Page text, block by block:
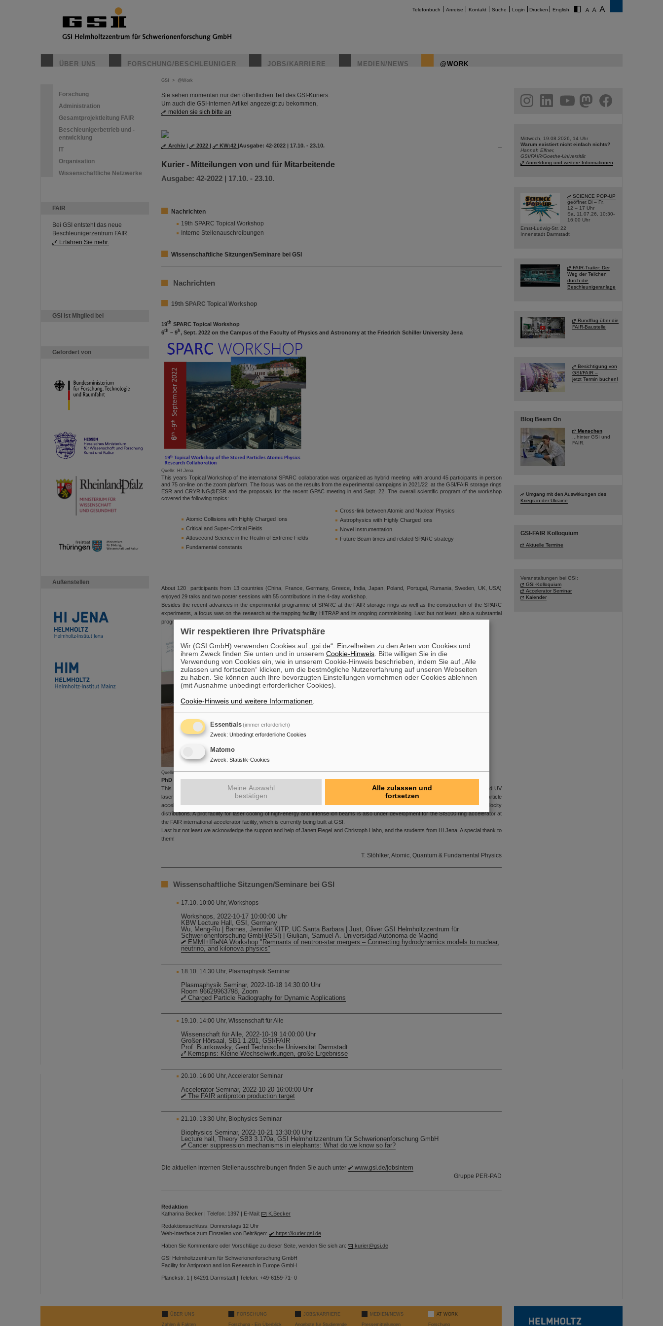
Telefonbuch Anreise Kontakt Suche Login Drucken English
ÜBER UNS FORSCHUNG/BESCHLEUNIGER JOBS/KARRIERE MEDIEN/NEWS @WORK
Forschung
Administration
Gesamtprojektleitung FAIR
Beschleunigerbetrieb und -
entwicklung
IT
Organisation
Wissenschaftliche Netzwerke
FAIR
Bei GSI entsteht das neue
Beschleunigerzentrum FAIR.
Erfahren Sie mehr.
GSI ist Mitglied bei
Gefördert von
Außenstellen
GSI > @Work
Sie sehen momentan nur den öffentlichen Teil des GSI-Kuriers.
Um auch die GSI-internen Artikel angezeigt zu bekommen,
melden sie sich bitte an
Archiv | 2022 | KW:42 |Ausgabe: 42-2022 | 17.10. - 23.10.
Kurier - Mitteilungen von und für Mitarbeitende
Ausgabe: 42-2022 | 17.10. - 23.10.
Nachrichten
19th SPARC Topical Workshop
Interne Stellenauschreibungen
Wissenschaftliche Sitzungen/Seminare bei GSI
Nachrichten
19th SPARC Topical Workshop
19th SPARC Topical Workshop
6th – 9 h, Sept. 2022 on the Campus of the Faculty of Physics and Astronomy at the Friedrich Schiller University Jena
Quelle: HI Jena
This years Topical Workshop of the international SPARC collaboration was organized as hybrid meeting with around 45 participants in person
and 75 on-line on the zoom platform. The focus was on the results from the experimental campaigns in 2021/22 at the GSI/FAIR storage rings
ESR and CRYRING@ESR and the proposals for the recent GPAC meeting in end Sept. 22. The overall scientific program of the workshop
covered the following topics:
Atomic Collisions with Highly Charged Ions
Critical and Super-Critical Fields
Attosecond Science in the Realm of Extreme Fields
Fundamental constants
Cross-link between Atomic and Nuclear Physics
Astrophysics with Highly Charged Ions
Novel Instrumentation
Future Beam times and related SPARC strategy
About 120 participants from 13 countries (China, France, Germany, Greece, India, Japan, Poland, Portugal, Rumania, Sweden, UK, USA)
enjoyed 29 talks and two poster sessions with 55 contributions in the 4-day workshop.
Besides the recent advances in the experimental programme of SPARC at the FAIR storage rings as well as the construction of the SPARC
experiments, a focus was on the research at the trapping facility HITRAP and its ongoing commisioning. Last but not least, also a substantial
progress in theory has been reported in particular by the colleagues from U. Lisbon, Ukraine, TU Braunschweig, and HI Jena.
Quelle: HI Jena
PhD Award to Sebastian Klammes (right) presented by the head of the prize committee Andrey Surzhykov (left).
This year's PhD Award of the SPARC collaboration was conveyed to Sebastian Klammes for his thesis with the title „Application of pulsed UV
laser systems for cooling of high-relativistic ion beams and laser spectroscopy of Be-like krypton ions”. Its topic is ion beam cooling at particle
accelerator facilities, which is one of the indispensable techniques for the production of high-quality ion beams with narrow velocity
distributions. A pilot facility for laser cooling of high-energy and intense ion beams is also under development for the SIS100 ring accelerator at
the FAIR international accelerator facility, which is currently being built at GSI.
Last but not least we acknowledge the support and help of Janett Flegel and Christoph Hahn, and the students from HI Jena. A special thank to
them!
T. Stöhlker, Atomic, Quantum & Fundamental Physics
Wissenschaftliche Sitzungen/Seminare bei GSI
17.10. 10:00 Uhr, Workshops
Workshops, 2022-10-17 10:00:00 Uhr
KBW Lecture Hall, GSI, Germany
Wu, Meng-Ru | Barnes, Jennifer KITP, UC Santa Barbara | Just, Oliver GSI Helmholtzzentrum für
Schwerionenforschung GmbH(GSI) | Giuliani, Samuel A. Universidad Autónoma de Madrid
EMMI+IReNA Workshop "Remnants of neutron-star mergers – Connecting hydrodynamics models to nuclear,
neutrino, and kilonova physics"
18.10. 14:30 Uhr, Plasmaphysik Seminar
Plasmaphysik Seminar, 2022-10-18 14:30:00 Uhr
Room 96629963798, Zoom
Charged Particle Radiography for Dynamic Applications
19.10. 14:00 Uhr, Wissenschaft für Alle
Wissenschaft für Alle, 2022-10-19 14:00:00 Uhr
Großer Hörsaal, SB1 1.201, GSI/FAIR
Prof. Buntkowsky, Gerd Technische Universität Darmstadt
Kernspins: Kleine Wechselwirkungen, große Ergebnisse
20.10. 16:00 Uhr, Accelerator Seminar
Accelerator Seminar, 2022-10-20 16:00:00 Uhr
The FAIR antiproton production target
21.10. 13:30 Uhr, Biophysics Seminar
Biophysics Seminar, 2022-10-21 13:30:00 Uhr
Lecture hall, Theory SB3 3.170a, GSI Helmholtzzentrum für Schwerionenforschung GmbH
Cancer suppression mechanisms in elephants: What do we know so far?
Die aktuellen internen Stellenausschreibungen finden Sie auch unter
www.gsi.de/jobsintern
Gruppe PER-PAD
Redaktion
Katharina Becker | Telefon: 1397 | E-Mail:
K.Becker
Redaktionsschluss: Donnerstags 12 Uhr
Web-Interface zum Einstellen von Beiträgen:
https://kurier.gsi.de
Haben Sie Kommentare oder Vorschläge zu dieser Seite, wenden Sie sich an: kurier@gsi.de
GSI Helmholtzzentrum für Schwerionenforschung GmbH
Facility for Antiproton and Ion Research in Europe GmbH
Planckstr. 1 | 64291 Darmstadt | Telefon: +49-6159-71- 0
facebook
Mittwoch, 19.08.2026, 14 Uhr
Warum existiert nicht einfach nichts?
Hannah Elfner,
GSI/FAIR/Goethe-Universität
Anmeldung und weitere Informationen
SCIENCE POP-UP
geöffnet Di – Fr,
12 – 17 Uhr
Sa, 11.07.26, 10:30-
16:00 Uhr
Ernst-Ludwig-Str. 22
Innenstadt Darmstadt
FAIR-Trailer: Der
Weg der Teilchen
durch die
Beschleunigeranlage
Rundflug über die
FAIR-Baustelle
Besichtigung von
GSI/FAIR –
jetzt Termin buchen!
Blog Beam On
Menschen
...hinter GSI und
FAIR.
Umgang mit den Auswirkungen des
Kriegs in der Ukraine
GSI-FAIR Kolloquium
Aktuelle Termine
Veranstaltungen bei GSI:
GSI-Kolloquium
Accelerator Seminar
Kalender
ÜBER UNS
Zahlen & Fakten
FORSCHUNG
Forschung - Ein Überblick
JOBS/KARRIERE
Angebote für Studierende
MEDIEN/NEWS
Pressemitteilungen
AT WORK
Forschung
Wir respektieren Ihre Privatsphäre
Wir (GSI GmbH) verwenden Cookies auf „gsi.de“. Einzelheiten zu den Arten von Cookies und
ihrem Zweck finden Sie unten und in unserem Cookie-Hinweis . Bitte willigen Sie in die
Verwendung von Cookies ein, wie in unserem Cookie-Hinweis beschrieben, indem Sie auf „Alle
zulassen und fortsetzen“ klicken, um die bestmögliche Nutzererfahrung auf unseren Webseiten
zu haben. Sie können auch Ihre bevorzugten Einstellungen vornehmen oder Cookies ablehnen
(mit Ausnahme unbedingt erforderlicher Cookies).
Cookie-Hinweis und weitere Informationen
Essentials(immer erforderlich)
Zweck: Unbedingt erforderliche Cookies
Matomo
Zweck: Statistik-Cookies
Meine Auswahl
bestätigen
Alle zulassen und
fortsetzen